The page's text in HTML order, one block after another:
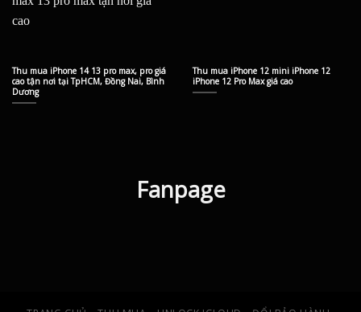
Thu mua iPhone 14 13 pro max, pro giá
cao tận nơi tại TpHCM, Đồng Nai, Bình
Dương
Thu mua iPhone 12 mini iPhone 12
iPhone 12 Pro Max giá cao
Fanpage